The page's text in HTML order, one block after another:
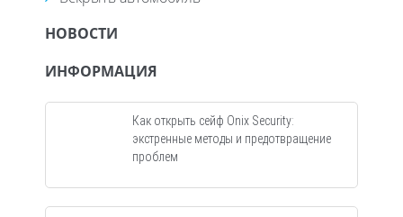
НОВОСТИ
ИНФОРМАЦИЯ
Как открыть сейф Onix Security:
экстренные методы и предотвращение
проблем